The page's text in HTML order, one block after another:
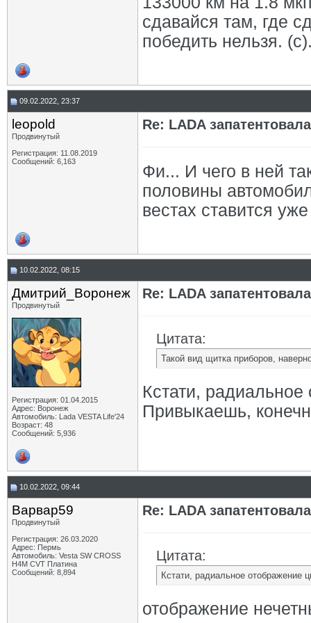
сдавайся там, где
победить нельзя.
09.02.2022, 23:37
leopold
Продвинутый
Регистрация: 11.08.2019
Сообщений: 6,163
Re: LADA
Фи... И чего в ней
половины
вестах ставится
10.02.2022, 08:15
Дмитрий_Воронеж
Продвинутый
Регистрация: 01.04.2015
Адрес: Воронеж
Автомобиль: Lada VESTA Life'24
Возраст: 48
Сообщений: 5,936
Re: LADA
Цитата:
Такой вид щитка приборов,
Кстати,
Привыкаешь,
10.02.2022, 09:44
Варвар59
Продвинутый
Регистрация: 26.03.2020
Адрес: Пермь
Автомобиль: Vesta SW CROSS
H4M CVT Платина
Сообщений: 8,894
Re: LADA
Цитата:
Кстати, радиальное отображение
отображение